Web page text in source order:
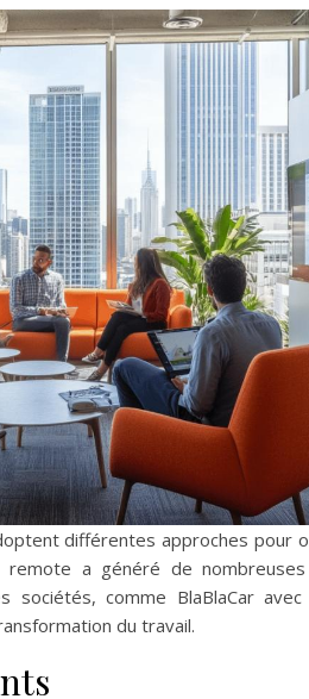
différentes approches pour
remote a généré de
sociétés, comme BlaBlaCar
du travail.